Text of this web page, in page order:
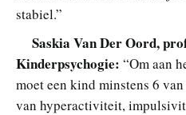
stabiel.”
Saskia Van Der Oord,
Kinderpsychogie: “Om aan
moet een kind minstens 6
van hyperactiviteit,